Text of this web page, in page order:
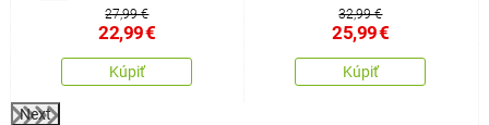
27,99 €
22,99€
Kúpiť
32,99 €
25,99€
Kúpiť
Next